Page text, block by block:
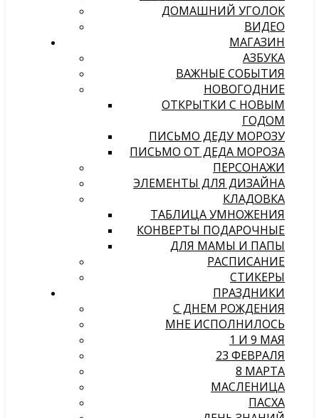
ДОМАШНИЙ УГОЛОК
ВИДЕО
МАГАЗИН
АЗБУКА
ВАЖНЫЕ СОБЫТИЯ
НОВОГОДНИЕ
ОТКРЫТКИ С НОВЫМ
ГОДОМ
ПИСЬМО ДЕДУ МОРОЗУ
ПИСЬМО ОТ ДЕДА МОРОЗА
ПЕРСОНАЖИ
ЭЛЕМЕНТЫ ДЛЯ ДИЗАЙНА
КЛАДОВКА
ТАБЛИЦА УМНОЖЕНИЯ
КОНВЕРТЫ ПОДАРОЧНЫЕ
ДЛЯ МАМЫ И ПАПЫ
РАСПИСАНИЕ
СТИКЕРЫ
ПРАЗДНИКИ
С ДНЕМ РОЖДЕНИЯ
МНЕ ИСПОЛНИЛОСЬ
1 И 9 МАЯ
23 ФЕВРАЛЯ
8 МАРТА
МАСЛЕНИЦА
ПАСХА